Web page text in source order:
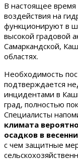
В настоящее
воздействия на
функционируют в
высокой градовой
Самаркандской,
областях.
Необходимость
подтверждается
инцидентами в
град, полностью
Специалисты
климата
осадков в
с чем защитные